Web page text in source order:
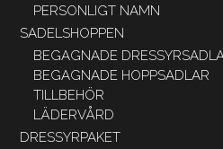
PERSONLIGT NAMN
SADELSHOPPEN
BEGAGNADE
BEGAGNADE HOPPSADLAR
TILLBEHÖR
LÄDERVÅRD
DRESSYRPAKET